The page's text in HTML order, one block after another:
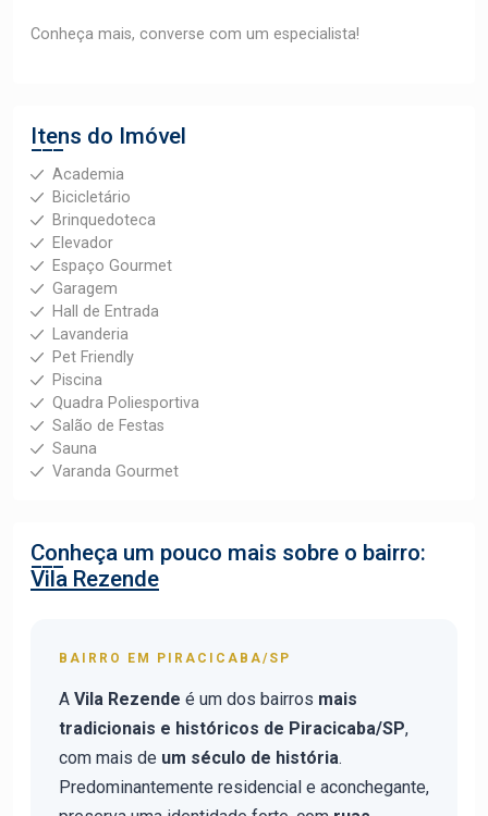
Conheça mais, converse com um especialista!
Itens do Imóvel
Academia
Bicicletário
Brinquedoteca
Elevador
Espaço Gourmet
Garagem
Hall de Entrada
Lavanderia
Pet Friendly
Piscina
Quadra Poliesportiva
Salão de Festas
Sauna
Varanda Gourmet
Conheça um pouco mais sobre o bairro:
Vila Rezende
BAIRRO EM PIRACICABA/SP
A Vila Rezende é um dos bairros mais
tradicionais e históricos de Piracicaba/SP,
com mais de um século de história.
Predominantemente residencial e aconchegante,